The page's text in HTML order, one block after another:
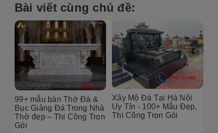
Bài viết cùng chủ đề:
Xây Mộ Đá Tại Hà Nội
Uy Tín - 100+ Mẫu Đẹp,
Thi Công Trọn Gói
Địa chỉ thiết Kế Mộ Đá
Tại Hà Nội – 100+ Mẫu